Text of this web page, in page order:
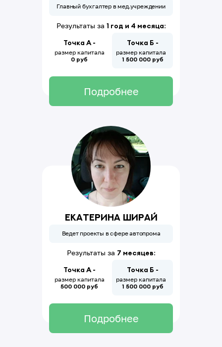
Главный бухгалтер в мед.учреждении
Результаты за 1 год и 4 месяца:
Точка А - Точка Б -
размер капитала
0 руб
размер капитала
1 500 000 руб
Подробнее
Екатерина Ширай
Ведет проекты в сфере автопрома
Результаты за 7 месяцев:
Точка А - Точка Б -
размер капитала
500 000 руб
размер капитала
1 500 000 руб
Подробнее